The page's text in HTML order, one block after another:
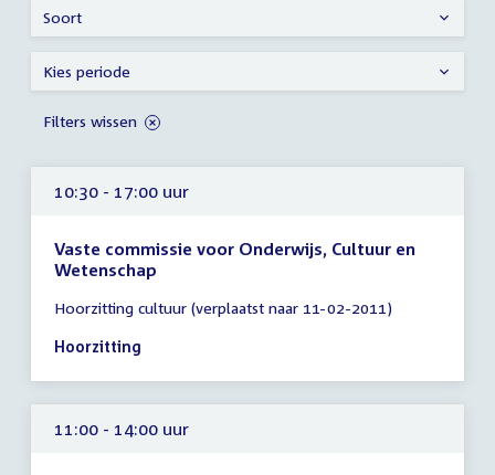
10:30 - 17:00 uur
Vaste commissie voor Onderwijs, Cultuur en
Wetenschap
vergadering
10:30
17:00
uur
Hoorzitting cultuur (verplaatst naar 11-02-2011)
Hoorzitting
11:00 - 14:00 uur
Soort
Kies periode
Filters wissen